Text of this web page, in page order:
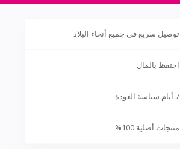
توصيل سريع في جميع أنحاء البلاد
احتفظ بالمال
7 أيام سياسة العودة
منتجات أصلية 100%